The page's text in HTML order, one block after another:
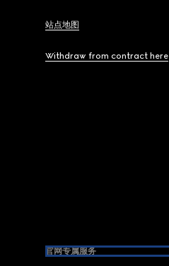
站点地图
Withdraw from contract here
官网专属服务